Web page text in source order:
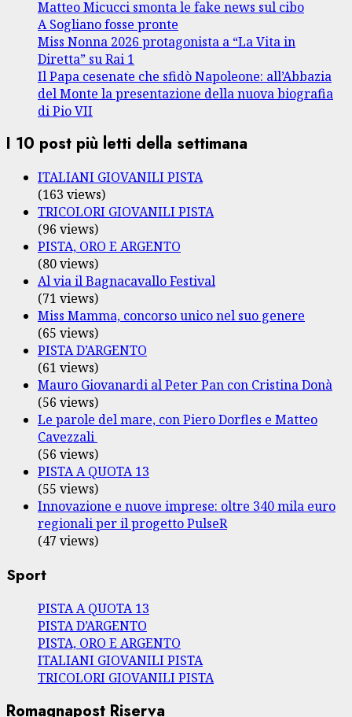
Matteo Micucci smonta le fake news sul cibo
A Sogliano fosse pronte
Miss Nonna 2026 protagonista a “La Vita in
Diretta” su Rai 1
Il Papa cesenate che sfidò Napoleone: all’Abbazia
del Monte la presentazione della nuova biografia
di Pio VII
I 10 post più letti della settimana
ITALIANI GIOVANILI PISTA
(163 views)
TRICOLORI GIOVANILI PISTA
(96 views)
PISTA, ORO E ARGENTO
(80 views)
Al via il Bagnacavallo Festival
(71 views)
Miss Mamma, concorso unico nel suo genere
(65 views)
PISTA D’ARGENTO
(61 views)
Mauro Giovanardi al Peter Pan con Cristina Donà
(56 views)
Le parole del mare, con Piero Dorfles e Matteo
Cavezzali
(56 views)
PISTA A QUOTA 13
(55 views)
Innovazione e nuove imprese: oltre 340 mila euro
regionali per il progetto PulseR
(47 views)
Sport
PISTA A QUOTA 13
PISTA D’ARGENTO
PISTA, ORO E ARGENTO
ITALIANI GIOVANILI PISTA
TRICOLORI GIOVANILI PISTA
Romagnapost Riserva